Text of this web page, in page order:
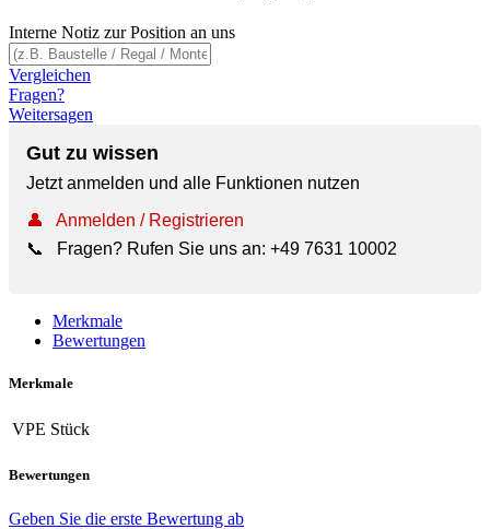
Interne Notiz zur Position an uns
Vergleichen
Fragen?
Weitersagen
Gut zu wissen
Jetzt anmelden und alle Funktionen nutzen
👤
Anmelden / Registrieren
📞
Fragen? Rufen Sie uns an: +49 7631 10002
Merkmale
Bewertungen
Merkmale
VPE Stück
Bewertungen
Geben Sie die erste Bewertung ab